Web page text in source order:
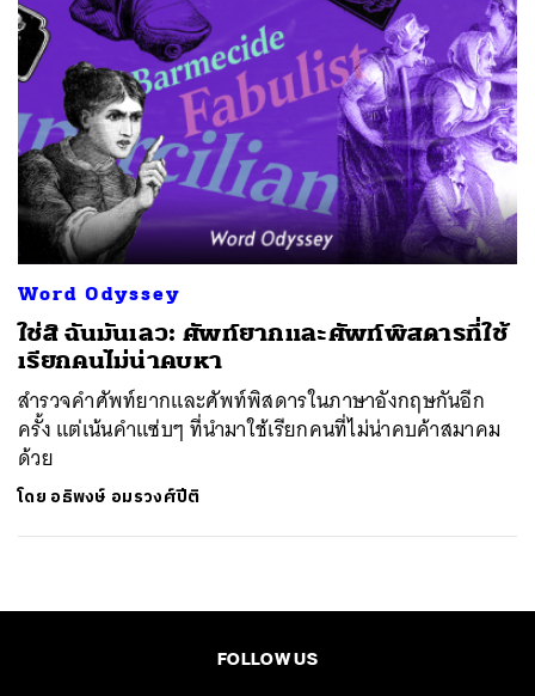
Word Odyssey
ใช่สิ ฉันมันเลว: ศัพท์ยากและศัพท์พิสดารที่ใช้
เรียกคนไม่น่าคบหา
สำรวจคำศัพท์ยากและศัพท์พิสดารในภาษาอังกฤษกันอีก
ครั้ง แต่เน้นคำแซ่บๆ ที่นำมาใช้เรียกคนที่ไม่น่าคบค้าสมาคม
ด้วย
โดย อธิพงษ์ อมรวงศ์ปีติ
FOLLOW US
ค้นหา
SHARE TWEET LINE EMAIL